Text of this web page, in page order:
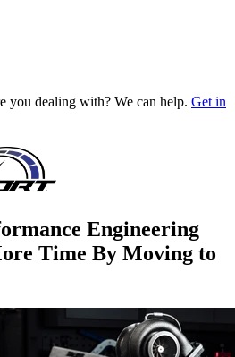
you dealing with? We can help. Get in
Engineering
Time By Moving to